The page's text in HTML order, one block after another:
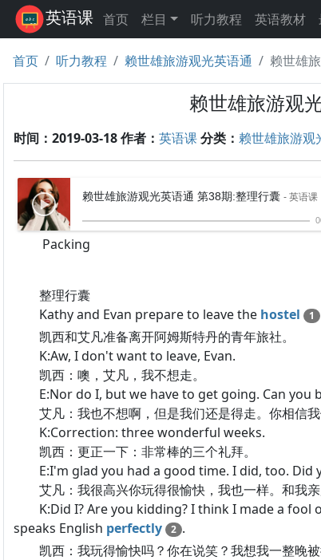
英语课 首页 栏目 听力教程 英语教材
首页 听力教程 赖世雄旅游观光英语通 赖世雄
赖世雄旅游观
时间：2019-03-18作者： 英语课分类： 赖世雄旅游观
赖世雄旅游观光英语通 第38期:整理行囊 - 英语课
Packing
整理行囊
Kathy and Evan prepare to leave the hostel 1
凯西和艾凡准备离开阿姆斯特丹的青年旅社。
K:Aw, I don't want to leave, Evan.
凯西：噢，艾凡，我不想走。
E:Nor do I, but we have to get going. Can you
艾凡：我也不想啊，但是我们还是得走。你相信我
K:Correction: three wonderful weeks.
凯西：更正一下：非常棒的三个礼拜。
E:I'm glad you had a good time. I did, too. Did
艾凡：我很高兴你玩得很愉快，我也一样。和我亲
K:Did I? Are you kidding? I think I made a fool
speaks English perfectly 2 .
凯西：我玩得愉快吗？你在说笑？我想我一整晚被